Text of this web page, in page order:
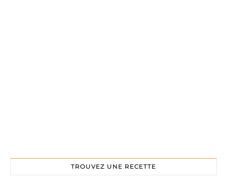
TROUVEZ UNE RECETTE